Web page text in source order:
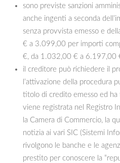
sono previste sanzioni
anche ingenti a seconda
senza provvista emesso e
€ a 3.099,00 per importi
€, da 1.032,00 € a 6.197,00
il creditore può richiedere il
l’attivazione della procedura
titolo di credito emesso ed ha
viene registrata nel Registro
la Camera di Commercio, la
notizia ai vari SIC (Sistemi
rivolgono le banche e le
prestito per conoscere la